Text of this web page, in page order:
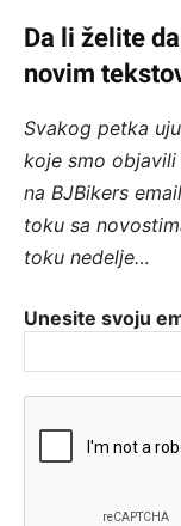
Da li želite
novim
Svakog petka
koje smo
na BJBikers
toku sa
toku nedelje…
Unesite svoju